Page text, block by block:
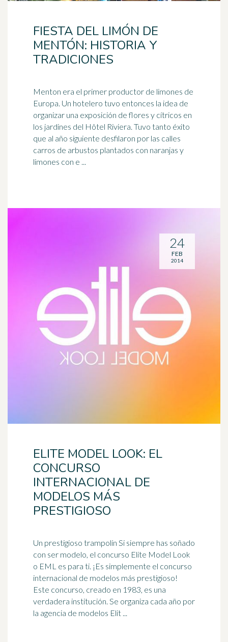
FIESTA DEL LIMÓN DE
MENTÓN: HISTORIA Y
TRADICIONES
Menton era el primer productor de limones de
Europa. Un hotelero tuvo entonces la idea de
organizar una exposición de flores y cítricos en
los jardines del Hôtel Riviera. Tuvo tanto éxito
que al año siguiente desfilaron por las calles
carros de arbustos plantados con naranjas y
limones con e ...
ELITE MODEL LOOK: EL
CONCURSO
INTERNACIONAL DE
MODELOS MÁS
PRESTIGIOSO
Un prestigioso trampolín Si siempre has soñado
con ser modelo, el concurso Elite Model Look
o EML es para ti. ¡Es simplemente el concurso
internacional de modelos más prestigioso!
Este concurso, creado en 1983, es una
verdadera institución. Se organiza cada año por
la agencia de modelos Elit ...
24
FEB
2014